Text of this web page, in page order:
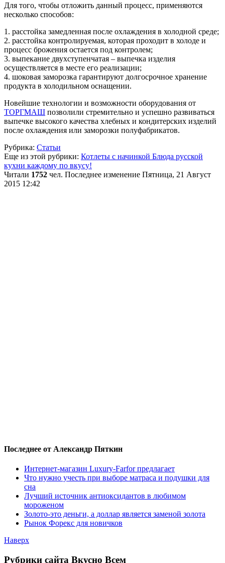
Для того, чтобы отложить данный процесс, применяются
несколько способов:
1. расстойка замедленная после охлаждения в холодной среде;
2. расстойка контролируемая, которая проходит в холоде и
процесс брожения остается под контролем;
3. выпекание двухступенчатая – выпечка изделия
осуществляется в месте его реализации;
4. шоковая заморозка гарантируют долгосрочное хранение
продукта в холодильном оснащении.
Новейшие технологии и возможности оборудования от
ТОРГМАШ позволили стремительно и успешно развиваться
выпечке высокого качества хлебных и кондитерских изделий
после охлаждения или заморозки полуфабрикатов.
Рубрика: Статьи
Еще из этой рубрики: Котлеты с начинкой Блюда русской
кухни каждому по вкусу!
Читали 1752 чел. Последнее изменение Пятница, 21 Август
2015 12:42
Последнее от Александр Пяткин
Интернет-магазин Luxury-Farfor предлагает
Что нужно учесть при выборе матраса и подушки для
сна
Лучший источник антиоксидантов в любимом
мороженом
Золото-это деньги, а доллар является заменой золота
Рынок Форекс для новичков
Наверх
Рубрики сайта Вкусно Всем